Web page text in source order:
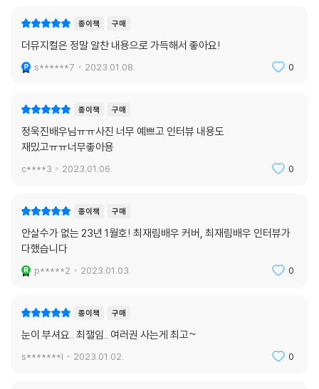
종이책 구매
더뮤지컬은 정말 알찬 내용으로 가득해서 좋아요!
s******7 2023.01.08. 0
종이책 구매
정욱진배우님ㅠㅠ사진 너무 예쁘고 인터뷰 내용도
재밌고ㅠㅠ너무좋아용
c****3 2023.01.06. 0
종이책 구매
안살수가 없는 23년 1월호! 최재림배우 커버, 최재림배우 인터뷰가
다했습니다
p*****2 2023.01.03. 0
종이책 구매
눈이 부셔요.. 최잴임.. 여러권 사는게 최고~
s*******l 2023.01.02. 0